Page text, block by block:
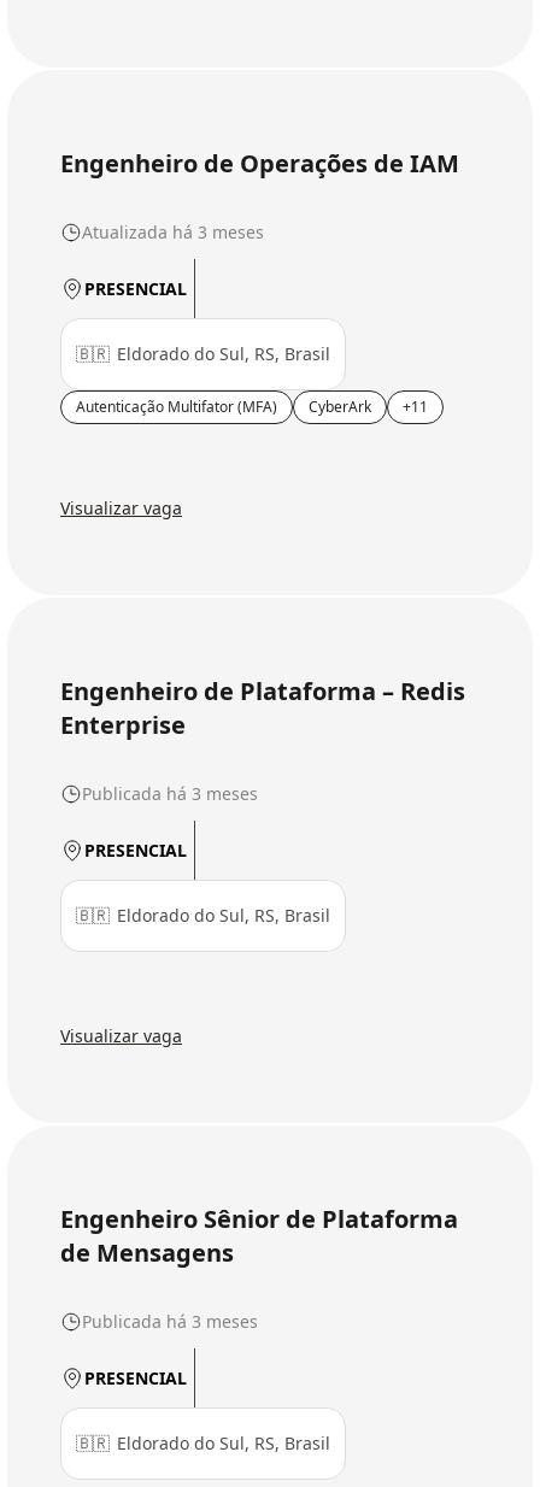
Engenheiro de Operações de IAM
Atualizada há 3 meses
PRESENCIAL
🇧🇷 Eldorado do Sul, RS, Brasil
Autenticação Multifator (MFA) CyberArk +11
Visualizar vaga
Engenheiro de Plataforma – Redis
Enterprise
Publicada há 3 meses
PRESENCIAL
🇧🇷 Eldorado do Sul, RS, Brasil
Visualizar vaga
Engenheiro Sênior de Plataforma
de Mensagens
Publicada há 3 meses
PRESENCIAL
🇧🇷 Eldorado do Sul, RS, Brasil